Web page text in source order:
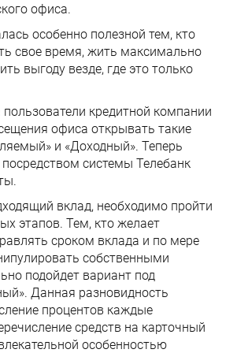
офиса.
особенно полезной тем, кто
свое время, жить максимально
выгоду везде, где это только
кредитной компании
офиса открывать такие
и «Доходный». Теперь
системы Телебанк
вклад, необходимо пройти
этапов. Тем, кто желает
сроком вклада и по мере
собственными
подойдет вариант под
Данная разновидность
процентов каждые
средств на карточный
особенностью